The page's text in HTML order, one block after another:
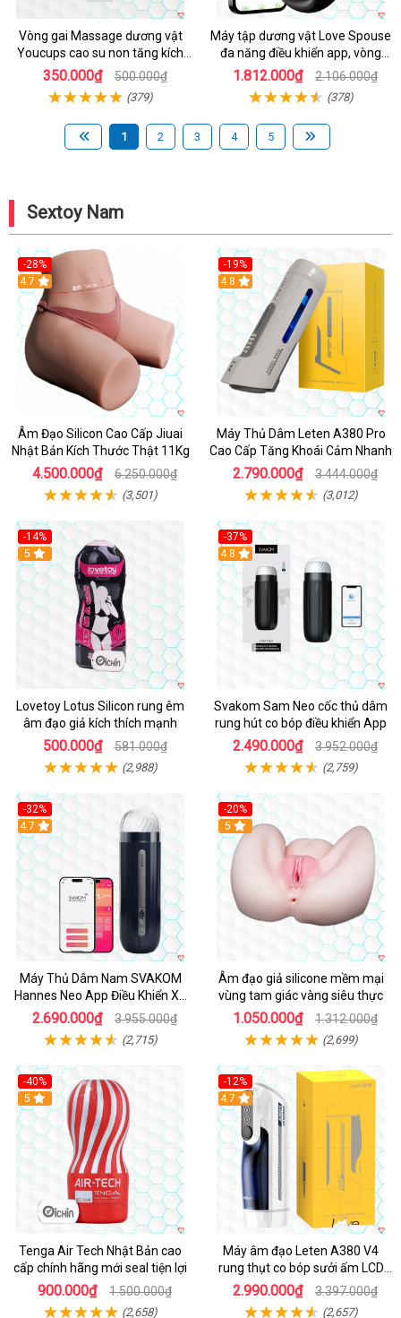
Vòng gai Massage dương vật
Youcups cao su non tăng kích
thước
350.000₫ 500.000₫
(379)
Máy tập dương vật Love Spouse
đa năng điều khiển app, vòng
đeo siêu tiện
1.812.000₫ 2.106.000₫
(378)
1 2 3 4 5
Sextoy Nam
-28%
4.7
Âm Đạo Silicon Cao Cấp Jiuai
Nhật Bản Kích Thước Thật 11Kg
4.500.000₫ 6.250.000₫
(3,501)
-19%
Hot
4.8
Máy Thủ Dâm Leten A380 Pro
Cao Cấp Tăng Khoái Cảm Nhanh
2.790.000₫ 3.444.000₫
(3,012)
-14%
Hot
5
Lovetoy Lotus Silicon rung êm
âm đạo giả kích thích mạnh
500.000₫ 581.000₫
(2,988)
-37%
4.8
Svakom Sam Neo cốc thủ dâm
rung hút co bóp điều khiển App
2.490.000₫ 3.952.000₫
(2,759)
-32%
Hot
4.7
Máy Thủ Dâm Nam SVAKOM
Hannes Neo App Điều Khiển Xa
Cao Cấp
2.690.000₫ 3.955.000₫
(2,715)
-20%
Hot
5
Âm đạo giả silicone mềm mại
vùng tam giác vàng siêu thực
1.050.000₫ 1.312.000₫
(2,699)
-40%
Hot
5
Tenga Air Tech Nhật Bản cao
cấp chính hãng mới seal tiện lợi
900.000₫ 1.500.000₫
(2,658)
-12%
Hot
4.7
Máy âm đạo Leten A380 V4
rung thụt co bóp sưởi ấm LCD
đẹp
2.990.000₫ 3.397.000₫
(2,657)